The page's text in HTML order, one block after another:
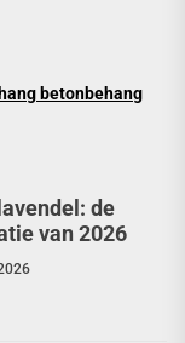
betonbehang
de
van 2026